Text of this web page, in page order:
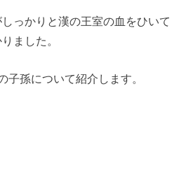
っかりと漢の王室の血をひいて
ました。
子孫について紹介します。